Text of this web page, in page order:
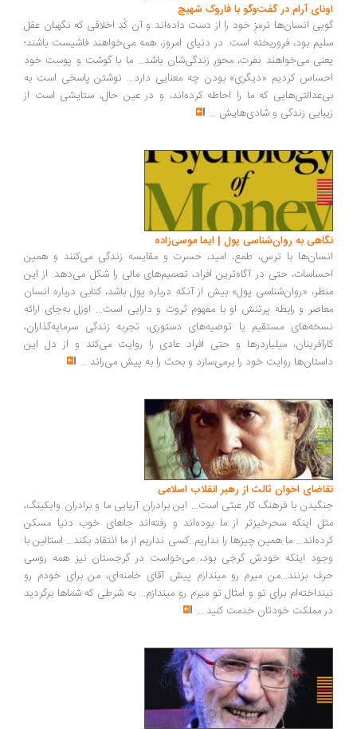
آرام در گفت‌وگو با فاروک شهیچ‭
انسان‌ها ترمزِ خود را از دست داده‌اند و آن کُدِ اخلاقی که نگهبان عقل
بود، فروریخته است. در دنیای امروز، همه می‌خواهند فاشیست باشند؛
می‌خواهند نفرت، محورِ زندگی‌شان باشد... ما با گوشت و پوست خود
کردیم «دیگری» بودن چه معنایی دارد... نوشتن پاسخی است به
که ما را احاطه کرده‌اند، و در عین حال، ستایشی است از
زندگی و شادی‌هایش...
به روان‌شناسی پول | ایما موسی‌زاده
با ترس، طمع، امید، حسرت و مقایسه زندگی می‌کنند و همین
حتی در آگاه‌ترین افراد، تصمیم‌های مالی را شکل می‌دهد. از این
«روان‌شناسی پول» بیش از آنکه درباره پول باشد، کتابی درباره انسان
و رابطه پرتنش او با مفهوم ثروت و دارایی است... اوزل به‌جای ارائه
مستقیم یا توصیه‌های دستوری، تجربه زندگی سرمایه‌گذاران،
میلیاردرها و حتی افراد عادی را روایت می‌کند و از دل این
روایت خود را برمی‌سازد و بحث را به پیش می‌راند...
اخوان ثالث از رهبر انقلاب اسلامی
با فرهنگ کار عبثی است... این برادران آریایی ما و برادران وایکینگ،
اینکه سحرخیزتر از ما بوده‌اند و رفته‌اند جاهای خوب دنیا مسکن
ما همین چیزها را نداریم. کسی نداریم از ما انتقاد بکند... استالین با
اینکه خودش گرجی بود، می‌خواست در گرجستان نیز همه روسی
بزنند...من میرم رو میندازم پیش آقای خامنه‌ای، من برای خودم رو
برای تو و امثال تو میرم رو میندازم... به شرطی که شماها برگردید
مملکت خودتان خدمت کنید...